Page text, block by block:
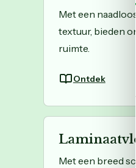
Met een
textuur, bieden
ruimte.
Ontdek
Met een breed